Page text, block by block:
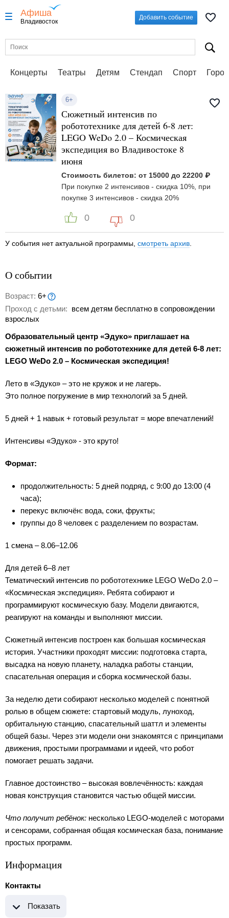
Афиша
Владивосток
Добавить событие
Концерты Театры Детям Стендап Спорт
6+
Сюжетный интенсив по
робототехнике для детей 6-8 лет:
LEGO WeDo 2.0 – Космическая
экспедиция во Владивостоке 8
июня
Стоимость билетов: от 15000 до 22200 ₽
При покупке 2 интенсивов - скидка 10%, при
покупке 3 интенсивов - скидка 20%
0 0
У события нет актуальной программы, смотреть архив
О событии
Возраст: 6+
Проход с детьми: всем детям бесплатно в сопровождении
взрослых
Образовательный центр «Эдуко» приглашает на
сюжетный интенсив по робототехнике для детей 6-8 лет:
LEGO WeDo 2.0 – Космическая экспедиция!
Лето в «Эдуко» – это не кружок и не лагерь.
Это полное погружение в мир технологий за 5 дней.
5 дней + 1 навык + готовый результат = море впечатлений!
Интенсивы «Эдуко» - это круто!
Формат:
продолжительность: 5 дней подряд, с 9:00 до 13:00 (4
часа);
перекус включён: вода, соки, фрукты;
группы до 8 человек с разделением по возрастам.
1 смена – 8.06–12.06
Для детей 6–8 лет
Тематический интенсив по робототехнике LEGO WeDo 2.0 –
«Космическая экспедиция». Ребята собирают и
программируют космическую базу. Модели двигаются,
реагируют на команды и выполняют миссии.
Сюжетный интенсив построен как большая космическая
история. Участники проходят миссии: подготовка старта,
высадка на новую планету, наладка работы станции,
спасательная операция и сборка космической базы.
За неделю дети собирают несколько моделей с понятной
ролью в общем сюжете: стартовый модуль, луноход,
орбитальную станцию, спасательный шаттл и элементы
общей базы. Через эти модели они знакомятся с принципами
движения, простыми программами и идеей, что робот
помогает решать задачи.
Главное достоинство – высокая вовлечённость: каждая
новая конструкция становится частью общей миссии.
Что получит ребёнок: несколько LEGO-моделей с моторами
и сенсорами, собранная общая космическая база, понимание
простых программ.
Информация
Контакты
Показать